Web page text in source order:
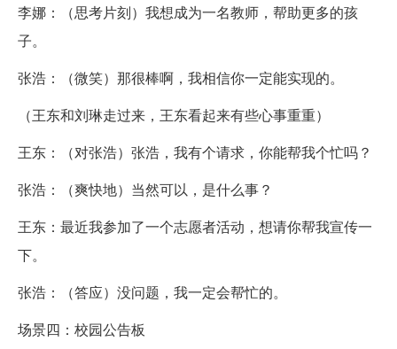
李娜：（思考片刻）我想成为一名教师，帮助更多的孩
子。
张浩：（微笑）那很棒啊，我相信你一定能实现的。
（王东和刘琳走过来，王东看起来有些心事重重）
王东：（对张浩）张浩，我有个请求，你能帮我个忙吗？
张浩：（爽快地）当然可以，是什么事？
王东：最近我参加了一个志愿者活动，想请你帮我宣传一
下。
张浩：（答应）没问题，我一定会帮忙的。
场景四：校园公告板